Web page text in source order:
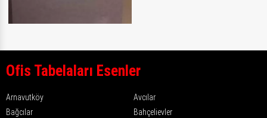
Ofis Tabelaları Esenler
Arnavutköy
Avcılar
Bağcılar
Bahçelievler